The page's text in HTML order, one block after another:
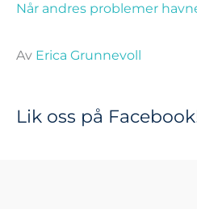
Når andres problemer
Av Erica Grunnevoll
Lik oss på